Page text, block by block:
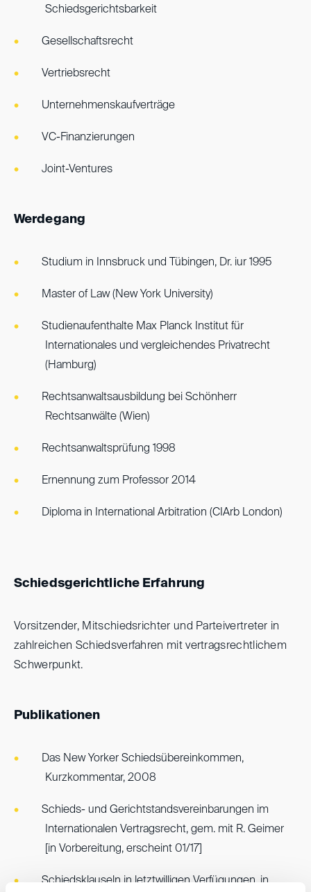
Schiedsgerichtsbarkeit
Gesellschaftsrecht
Vertriebsrecht
Unternehmenskaufverträge
VC-Finanzierungen
Joint-Ventures
Werdegang
Studium in Innsbruck und Tübingen, Dr. iur 1995
Master of Law (New York University)
Studienaufenthalte Max Planck Institut für
Internationales und vergleichendes Privatrecht
(Hamburg)
Rechtsanwaltsausbildung bei Schönherr
Rechtsanwälte (Wien)
Rechtsanwaltsprüfung 1998
Ernennung zum Professor 2014
Diploma in International Arbitration (CIArb London)
Schiedsgerichtliche Erfahrung
Vorsitzender, Mitschiedsrichter und Parteivertreter in
zahlreichen Schiedsverfahren mit vertragsrechtlichem
Schwerpunkt.
Publikationen
Das New Yorker Schiedsübereinkommen,
Kurzkommentar, 2008
Schieds- und Gerichtstandsvereinbarungen im
Internationalen Vertragsrecht, gem. mit R. Geimer
[in Vorbereitung, erscheint 01/17]
Schiedsklauseln in letztwilligen Verfügungen, in